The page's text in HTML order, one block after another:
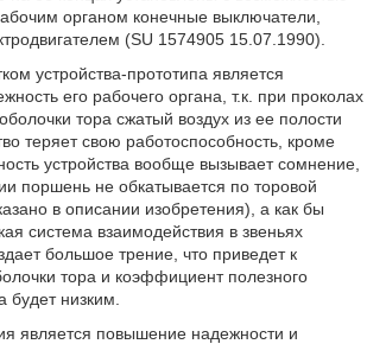
органом конечные выключатели,
(SU 1574905 15.07.1990).
устройства-прототипа является
его рабочего органа, т.к. при проколах
тора сжатый воздух из ее полости
теряет свою работоспособность, кроме
устройства вообще вызывает сомнение,
поршень не обкатывается по торовой
в описании изобретения), а как бы
система взаимодействия в звеньях
большое трение, что приведет к
тора и коэффициент полезного
будет низким.
является повышение надежности и